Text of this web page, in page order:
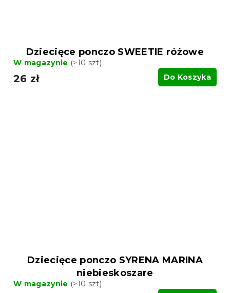
Dziecięce ponczo SWEETIE różowe
W magazynie (>10 szt)
26 zł Do Koszyka
Dziecięce ponczo SYRENA MARINA
niebieskoszare
W magazynie (>10 szt)